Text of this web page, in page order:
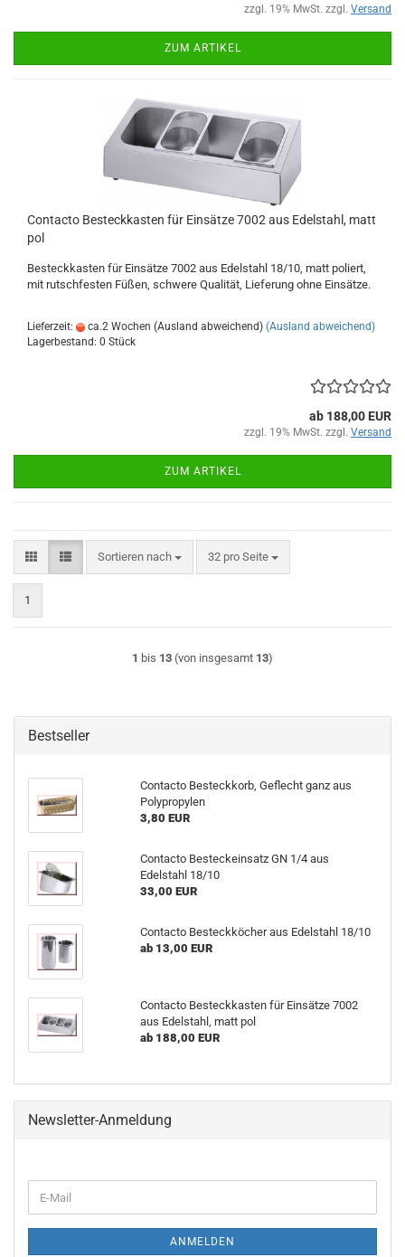
zzgl. 19% MwSt. zzgl. Versand
ZUM ARTIKEL
Contacto Besteckkasten für Einsätze 7002 aus Edelstahl, matt
pol
Besteckkasten für Einsätze 7002 aus Edelstahl 18/10, matt poliert,
mit rutschfesten Füßen, schwere Qualität, Lieferung ohne Einsätze.
Lieferzeit: ca.2 Wochen (Ausland abweichend) (Ausland abweichend)
Lagerbestand: 0 Stück
ab 188,00 EUR
zzgl. 19% MwSt. zzgl. Versand
ZUM ARTIKEL
Sortieren nach
Sortieren nach 32 pro Seite
pro Seite
1
1 bis 13 (von insgesamt 13)
Bestseller
Contacto Besteckkorb, Geflecht ganz aus
Polypropylen
3,80 EUR
Contacto Besteckeinsatz GN 1/4 aus
Edelstahl 18/10
33,00 EUR
Contacto Besteckköcher aus Edelstahl 18/10
ab 13,00 EUR
Contacto Besteckkasten für Einsätze 7002
aus Edelstahl, matt pol
ab 188,00 EUR
Newsletter-Anmeldung
ZUR
E-
Mail
ANMELDEN